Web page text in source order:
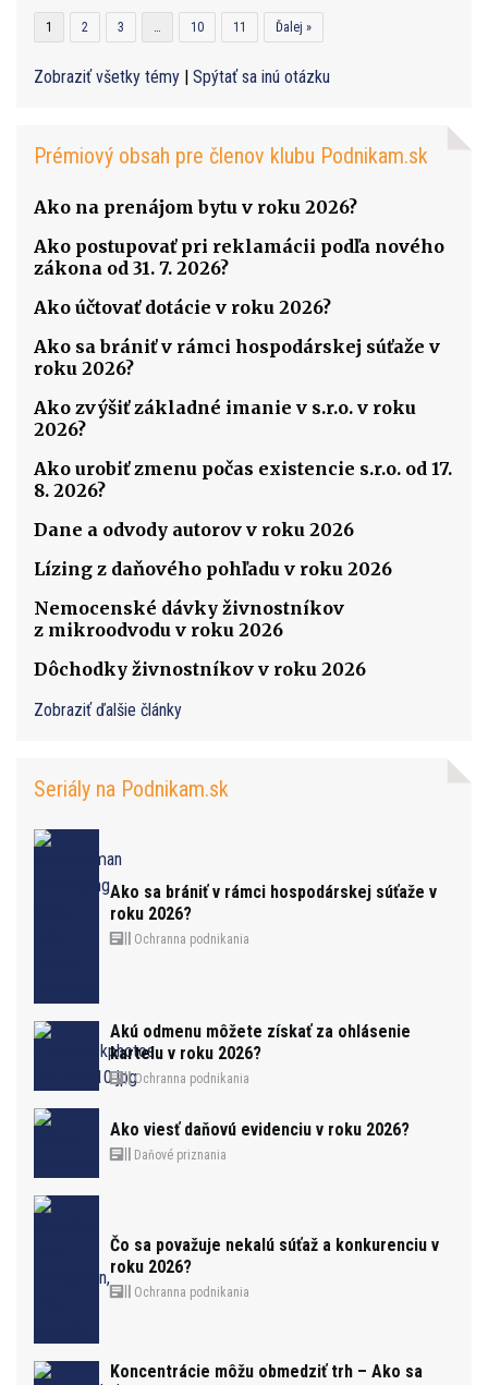
1 2 3 … 10 11 Ďalej »
Zobraziť všetky témy Spýtať sa inú otázku
Prémiový obsah pre členov klubu Podnikam.sk
Ako na prenájom bytu v roku 2026?
Ako postupovať pri reklamácii podľa nového
zákona od 31. 7. 2026?
Ako účtovať dotácie v roku 2026?
Ako sa brániť v rámci hospodárskej súťaže v
roku 2026?
Ako zvýšiť základné imanie v s.r.o. v roku
2026?
Ako urobiť zmenu počas existencie s.r.o. od 17.
8. 2026?
Dane a odvody autorov v roku 2026
Lízing z daňového pohľadu v roku 2026
Nemocenské dávky živnostníkov
z mikroodvodu v roku 2026
Dôchodky živnostníkov v roku 2026
Zobraziť ďalšie články
Seriály na Podnikam.sk
Ako sa brániť v rámci hospodárskej súťaže v
roku 2026?
Ochranna podnikania
Akú odmenu môžete získať za ohlásenie
kartelu v roku 2026?
Ochranna podnikania
Ako viesť daňovú evidenciu v roku 2026?
Daňové priznania
Čo sa považuje nekalú súťaž a konkurenciu v
roku 2026?
Ochranna podnikania
Koncentrácie môžu obmedziť trh – Ako sa